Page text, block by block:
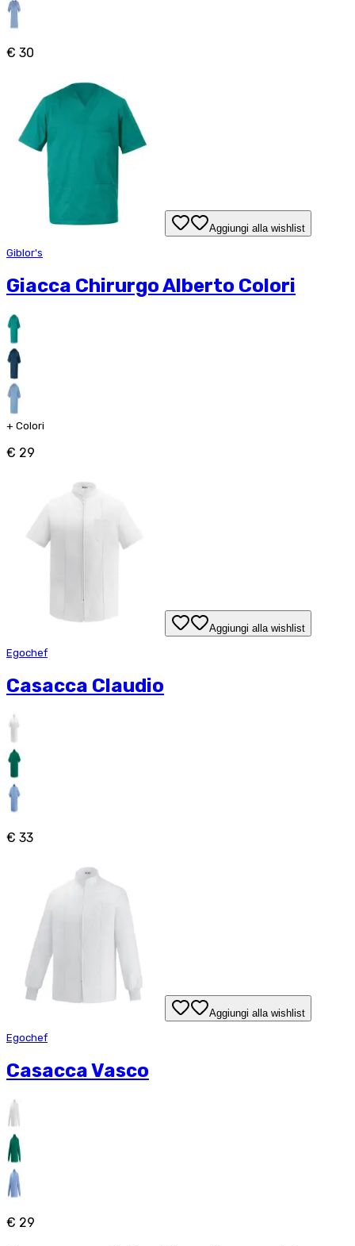
€ 30
Aggiungi alla wishlist
Giblor's
Giacca Chirurgo Alberto Colori
+ Colori
€ 29
Aggiungi alla wishlist
Egochef
Casacca Claudio
€ 33
Aggiungi alla wishlist
Egochef
Casacca Vasco
€ 29